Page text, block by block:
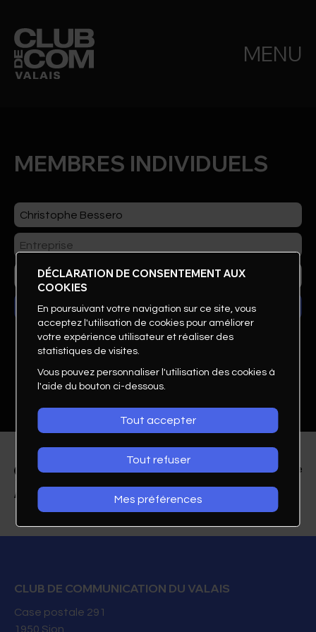
MENU
MEMBRES INDIVIDUELS
Christophe Bessero
027 306 46 33
CLUB DE COMMUNICATION DU VALAIS
Case postale 291
1950 Sion
DÉCLARATION DE CONSENTEMENT AUX
COOKIES
En poursuivant votre navigation sur ce site, vous
acceptez l'utilisation de cookies pour améliorer
votre expérience utilisateur et réaliser des
statistiques de visites.
Vous pouvez personnaliser l'utilisation des cookies à
l'aide du bouton ci-dessous.
Tout accepter
Tout refuser
Mes préférences